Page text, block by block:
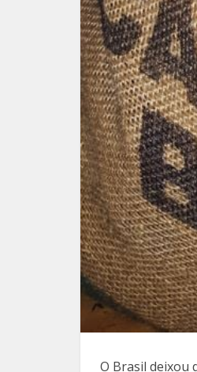
O Brasil deixou